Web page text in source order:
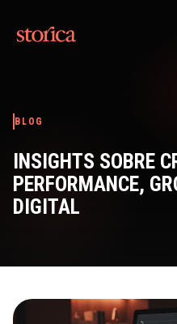
BLOG
INSIGHTS SOBRE
PERFORMANCE,
DIGITAL